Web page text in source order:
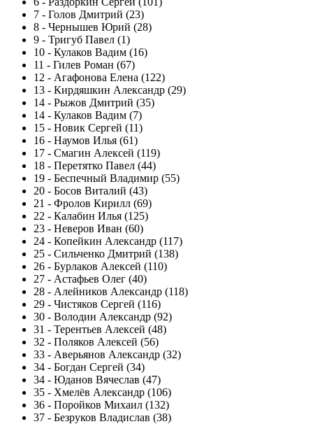
7 - Голов Дмитрий (23)
8 - Чернышев Юрий (28)
9 - Тригуб Павел (1)
10 - Кулаков Вадим (16)
11 - Гилев Роман (67)
12 - Агафонова Елена (122)
13 - Кирдяшкин Александр (29)
14 - Рыжов Дмитрий (35)
14 - Кулаков Вадим (7)
15 - Новик Сергей (11)
16 - Наумов Илья (61)
17 - Смагин Алексей (119)
18 - Перетятко Павел (44)
19 - Беспечный Владимир (55)
20 - Босов Виталий (43)
21 - Фролов Кирилл (69)
22 - Калабин Илья (125)
23 - Неверов Иван (60)
24 - Копейкин Александр (117)
25 - Сильченко Дмитрий (138)
26 - Бурлаков Алексей (110)
27 - Астафьев Олег (40)
28 - Алейников Александр (118)
29 - Чистяков Сергей (116)
30 - Володин Александр (92)
31 - Терентьев Алексей (48)
32 - Поляков Алексей (56)
33 - Аверьянов Александр (32)
34 - Богдан Сергей (34)
34 - Юданов Вячеслав (47)
35 - Хмелëв Александр (106)
36 - Поройков Михаил (132)
37 - Безруков Владислав (38)